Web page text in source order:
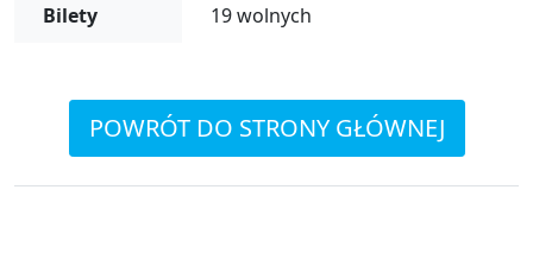
Bilety 19 wolnych
POWRÓT DO STRONY GŁÓWNEJ